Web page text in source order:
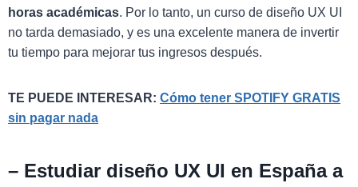
horas académicas. Por lo tanto, un curso de diseño UX UI
no tarda demasiado, y es una excelente manera de invertir
tu tiempo para mejorar tus ingresos después.
TE PUEDE INTERESAR: Cómo tener SPOTIFY GRATIS
sin pagar nada
– Estudiar diseño UX UI en España a